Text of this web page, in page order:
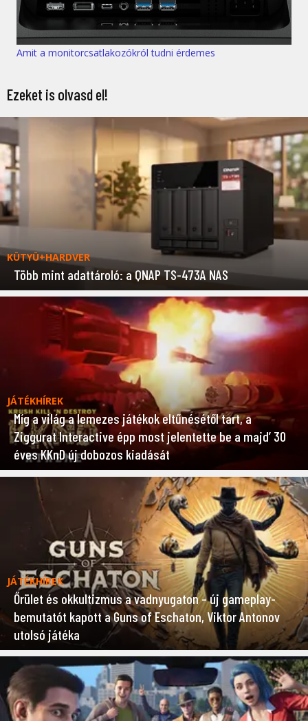
Amit a monitorcsatlakozókról tudni érdemes
Ezeket is olvasd el!
KÜTYÜ+HARDVER
Több mint adattároló: a QNAP TS-473A NAS
JÁTÉKHÍREK
Míg a világ a lemezes játékok eltűnésétől tart, a
Ziggurat Interactive épp most jelentette be a majd’ 30
éves KKnD új dobozos kiadását
JÁTÉKHÍREK
Őrület és okkultizmus a vadnyugaton – új gameplay-
bemutatót kapott a Guns of Eschaton, Viktor Antonov
utolsó játéka